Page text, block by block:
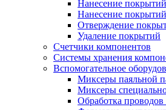
Нанесение
Нанесение
Отверждение
Удаление покрытий
Счетчики компонентов
Системы хранения
Вспомогательное
Миксеры паяльной
Миксеры
Обработка проводов